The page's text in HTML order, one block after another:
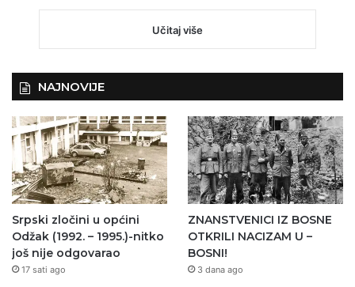
Učitaj više
NAJNOVIJE
Srpski zločini u općini
Odžak (1992. – 1995.)-nitko
još nije odgovarao
17 sati ago
ZNANSTVENICI IZ BOSNE
OTKRILI NACIZAM U –
BOSNI!
3 dana ago